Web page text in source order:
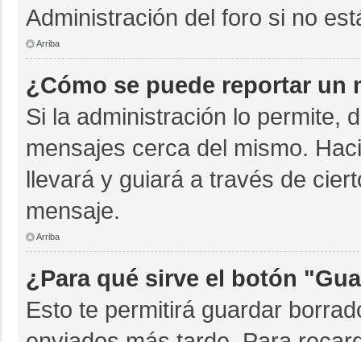
Administración del foro si no
Arriba
¿Cómo se puede reportar un
Si la administración lo permite,
mensajes cerca del mismo.
llevará y guiará a través de
mensaje.
Arriba
¿Para qué sirve el botón
Esto te permitirá guardar